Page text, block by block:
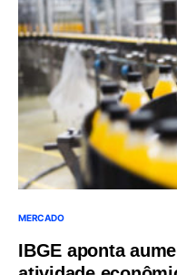
MERCADO
IBGE aponta